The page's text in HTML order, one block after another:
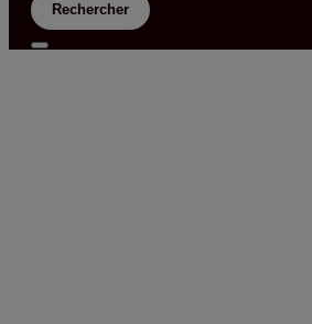
Rechercher